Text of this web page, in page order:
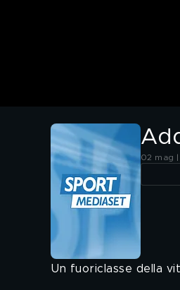
02 mag |
Un fuoriclasse della